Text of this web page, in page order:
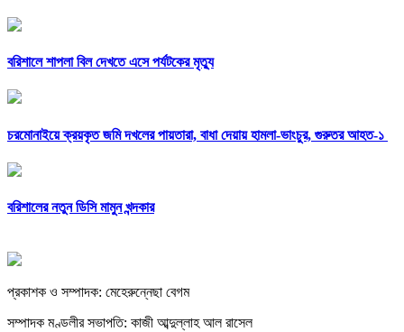
বরিশালে শাপলা বিল দেখতে এসে পর্যটকের মৃত্যু
চরমোনাইয়ে ক্রয়কৃত জমি দখলের পায়তারা, বাধা দেয়ায় হামলা-ভাংচুর, গুরুতর আহত-১
বরিশালের নতুন ডিসি মামুন খন্দকার
প্রকাশক ও সম্পাদক: মেহেরুন্নেছা বেগম
সম্পাদক মণ্ডলীর সভাপতি: কাজী আব্দুল্লাহ আল রাসেল